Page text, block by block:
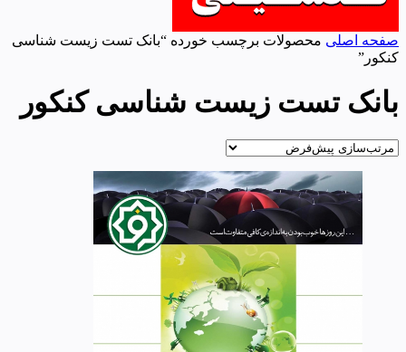
صفحه اصلی محصولات برچسب خورده “بانک تست زیست شناسی
کنکور”
بانک تست زیست شناسی کنکور